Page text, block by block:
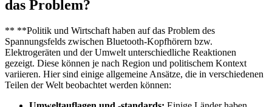
das Problem?
** **Politik und Wirtschaft haben auf das Problem des
Spannungsfelds zwischen Bluetooth-Kopfhörern bzw.
Elektrogeräten und der Umwelt unterschiedliche Reaktionen
gezeigt. Diese können je nach Region und politischem Kontext
variieren. Hier sind einige allgemeine Ansätze, die in verschiedenen
Teilen der Welt beobachtet werden können: